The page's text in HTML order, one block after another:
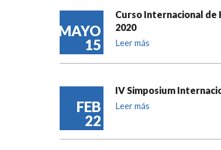
MAYO
15
Curso Internacional de
2020
Leer más
FEB
22
IV Simposium
Leer más